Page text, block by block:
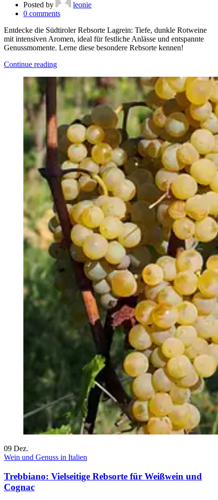
Posted by
leonie
0 comments
Entdecke die Südtiroler Rebsorte Lagrein: Tiefe, dunkle Rotweine
mit intensiven Aromen, ideal für festliche Anlässe und entspannte
Genussmomente. Lerne diese besondere Rebsorte kennen!
Continue reading
09 Dez.
Wein und Genuss in Italien
Trebbiano: Vielseitige Rebsorte für Weißwein und
Cognac